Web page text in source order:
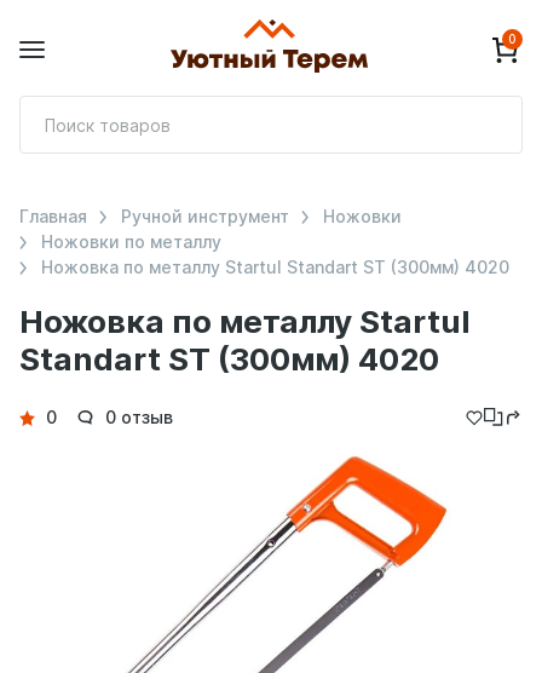
0
Ножовка по металлу Startul
Standart ST (300мм) 4020
Главная Ручной инструмент
Ножовки
Ножовки по металлу
Ножовка по металлу Startul Standart ST (300мм) 4020
Детали
0 0 отзыв